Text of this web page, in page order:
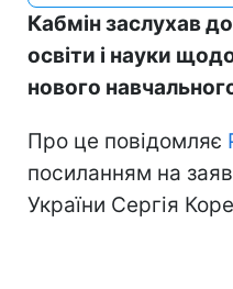
Кабмін заслухав
освіти і науки
нового
Про це повідомляє
посиланням на
України Сергія